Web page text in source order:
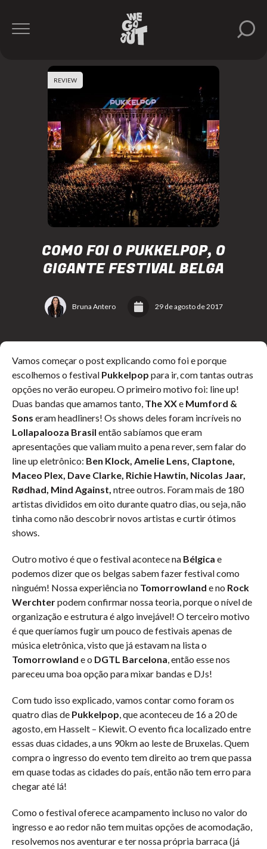
COMO FOI O PUKKELPOP, O
GIGANTE FESTIVAL BELGA
Bruna Antero 29 de agosto de 2017
REVIEW
Vamos começar o post explicando como foi e porque
escolhemos o festival Pukkelpop para ir, com tantas outras
opções no verão europeu. O primeiro motivo foi: line up!
Duas bandas que amamos tanto, The XXe Mumford &
Sons eram headliners! Os shows deles foram incríveis no
Lollapalooza Brasil então sabíamos que eram
apresentações que valiam muito a pena rever, sem falar do
line up eletrônico: Ben Klock, Amelie Lens, Claptone,
Maceo Plex, Dave Clarke, Richie Hawtin, Nicolas Jaar,
Rødhad, Mind Against, ntree outros. Foram mais de 180
artistas divididos em oito durante quatro dias, ou seja, não
tinha como não descobrir novos artistas e curtir ótimos
shows.
Outro motivo é que o festival acontece na Bélgica e
podemos dizer que os belgas sabem fazer festival como
ninguém! Nossa experiência no Tomorrowland e no Rock
Werchterpodem confirmar nossa teoria, porque o nível de
organização e estrutura é algo invejável! O terceiro motivo
é que queríamos fugir um pouco de festivais apenas de
música eletrônica, visto que já estavam na lista o
Tomorrowland e o DGTL Barcelona, então esse nos
pareceu uma boa opção para mixar bandas e DJs!
Com tudo isso explicado, vamos contar como foram os
quatro dias de Pukkelpop, que aconteceu de 16 a 20 de
agosto, em Hasselt – Kiewit. O evento fica localizado entre
essas duas cidades, a uns 90km ao leste de Bruxelas. Quem
compra o ingresso do evento tem direito ao trem que passa
em quase todas as cidades do país, então não tem erro para
chegar até lá!
Como o festival oferece acampamento incluso no valor do
ingresso e ao redor não tem muitas opções de acomodação,
resolvemos nos aventurar e ter nossa própria barraca (já